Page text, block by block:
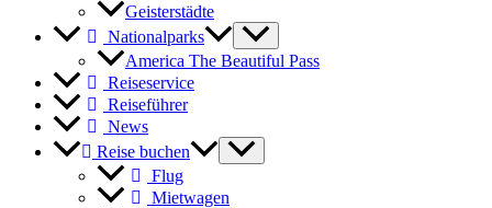
Geisterstädte
Nationalparks
America The Beautiful Pass
Reiseservice
Reiseführer
News
Reise buchen
Flug
Mietwagen